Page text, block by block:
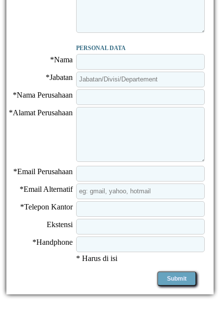
PERSONAL DATA
*Nama
*Jabatan
*Nama Perusahaan
*Alamat Perusahaan
*Email Perusahaan
*Email Alternatif
*Telepon Kantor
Ekstensi
*Handphone
* Harus di isi